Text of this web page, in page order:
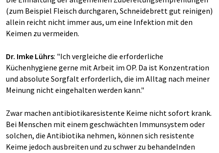
(zum Beispiel Fleisch durchgaren, Schneidebrett gut reinigen)
allein reicht nicht immer aus, um eine Infektion mit den
Keimen zu vermeiden.
Dr. Imke Lührs: "Ich vergleiche die erforderliche
Küchenhygiene gerne mit Arbeit im OP. Da ist Konzentration
und absolute Sorgfalt erforderlich, die im Alltag nach meiner
Meinung nicht eingehalten werden kann."
Zwar machen antibiotikaresistente Keime nicht sofort krank.
Bei Menschen mit einem geschwächten Immunsystem oder
solchen, die Antibiotika nehmen, können sich resistente
Keime jedoch ausbreiten und zu schwer zu behandelnden